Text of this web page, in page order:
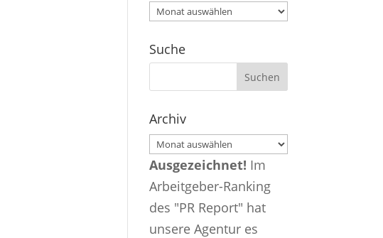
Archiv
Suche
Archiv
Archiv
Ausgezeichnet! Im
Arbeitgeber-Ranking
des "PR Report" hat
unsere Agentur es